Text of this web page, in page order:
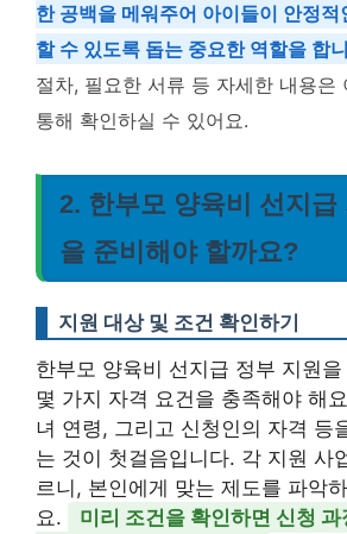
한 공백을 메워주어 아이들이 안정
할 수 있도록 돕는 중요한 역할을 합
절차, 필요한 서류 등 자세한 내용은
통해 확인하실 수 있어요.
2. 한부모 양육비 선지급
을 준비해야 할까요?
지원 대상 및 조건 확인하기
한부모 양육비 선지급 정부 지원
몇 가지 자격 요건을 충족해야 해
녀 연령, 그리고 신청인의 자격 등
는 것이 첫걸음입니다. 각 지원 사
르니, 본인에게 맞는 제도를 파악
요.
미리 조건을 확인하면 신청